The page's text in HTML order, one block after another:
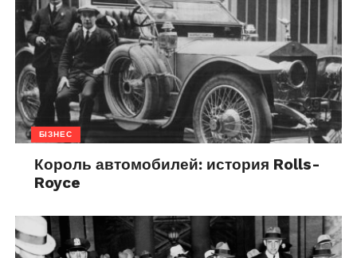
БІЗНЕС
Король автомобилей: история Rolls-
Royce